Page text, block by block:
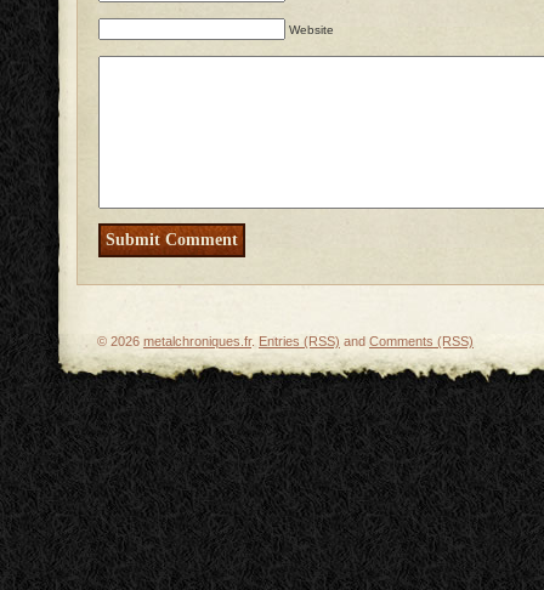
Website
© 2026 metalchroniques.fr. Entries (RSS) and Comments (RSS)